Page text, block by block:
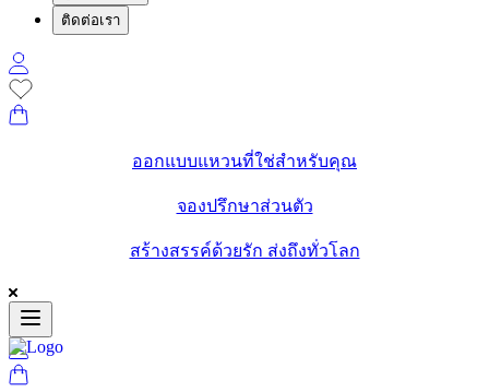
ติดต่อเรา
ออกแบบแหวนที่ใช่สำหรับคุณ
จองปรึกษาส่วนตัว
สร้างสรรค์ด้วยรัก ส่งถึงทั่วโลก